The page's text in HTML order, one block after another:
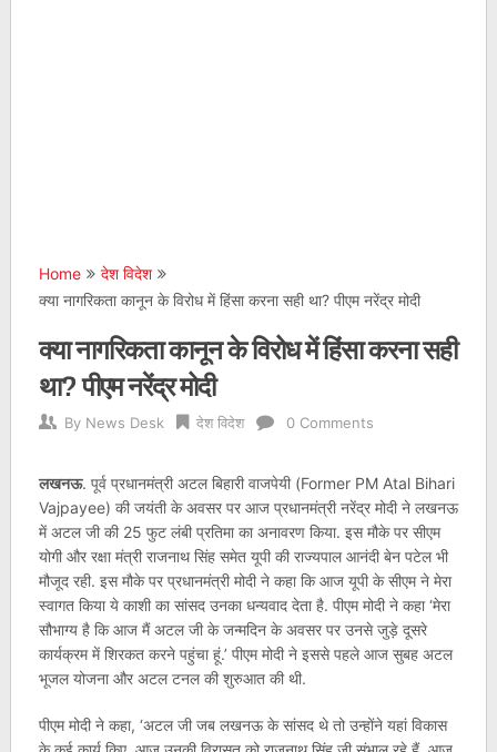
Home
देश विदेश
क्या नागरिकता कानून के विरोध में हिंसा करना सही था? पीएम नरेंद्र मोदी
क्या नागरिकता कानून के विरोध में हिंसा करना सही
था? पीएम नरेंद्र मोदी
By News Desk देश विदेश 0 Comments
लखनऊ. पूर्व प्रधानमंत्री अटल बिहारी वाजपेयी (Former PM Atal Bihari
Vajpayee) की जयंती के अवसर पर आज प्रधानमंत्री नरेंद्र मोदी ने लखनऊ
में अटल जी की 25 फुट लंबी प्रतिमा का अनावरण किया. इस मौके पर सीएम
योगी और रक्षा मंत्री राजनाथ सिंह समेत यूपी की राज्यपाल आनंदी बेन पटेल भी
मौजूद रही. इस मौके पर प्रधानमंत्री मोदी ने कहा कि आज यूपी के सीएम ने मेरा
स्वागत किया ये काशी का सांसद उनका धन्यवाद देता है. पीएम मोदी ने कहा ‘मेरा
सौभाग्य है कि आज मैं अटल जी के जन्मदिन के अवसर पर उनसे जुड़े दूसरे
कार्यक्रम में शिरकत करने पहुंचा हूं.’ पीएम मोदी ने इससे पहले आज सुबह अटल
भूजल योजना और अटल टनल की शुरुआत की थी.
पीएम मोदी ने कहा, ‘अटल जी जब लखनऊ के सांसद थे तो उन्होंने यहां विकास